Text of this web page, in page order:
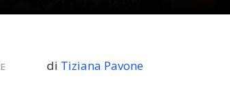
di Tiziana Pavone